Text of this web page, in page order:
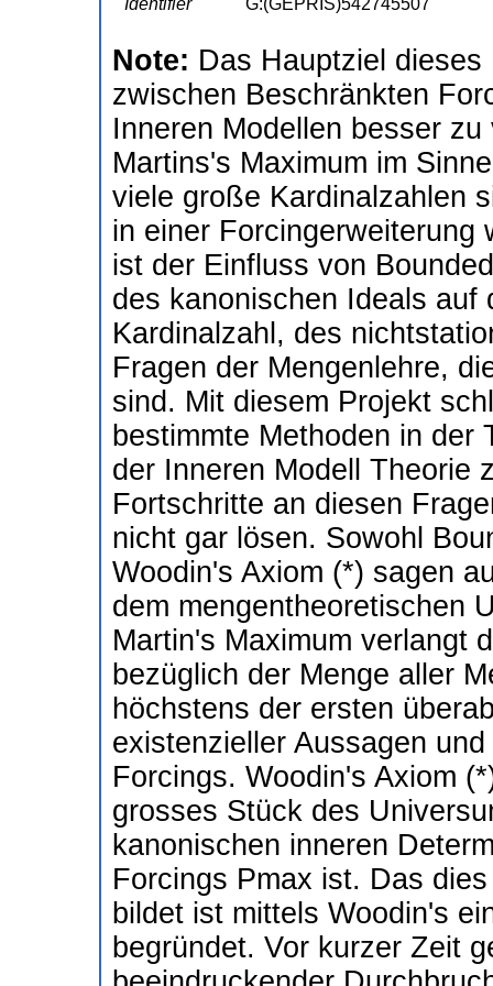
Identifier G:(GEPRIS)542745507
Note: Das Hauptziel
zwischen Beschränkten
Inneren Modellen besser
Martins's Maximum im
viele große Kardinalzahlen
in einer Forcingerweiterung
ist der Einfluss von
des kanonischen Ideals auf
Kardinalzahl, des
Fragen der Mengenlehre,
sind. Mit diesem Projekt
bestimmte Methoden in der
der Inneren Modell Theorie
Fortschritte an diesen
nicht gar lösen. Sowohl
Woodin's Axiom (*) sagen
dem mengentheoretischen
Martin's Maximum verlangt
bezüglich der Menge aller
höchstens der ersten
existenzieller Aussagen
Forcings. Woodin's Axiom
grosses Stück des
kanonischen inneren
Forcings Pmax ist. Das
bildet ist mittels Woodin's
begründet. Vor kurzer Zeit